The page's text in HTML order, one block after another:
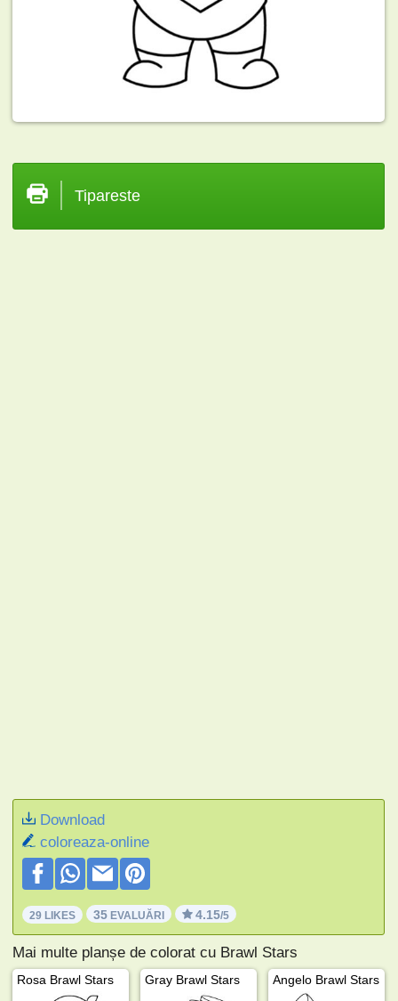
Tipareste
Download
coloreaza-online
29 LIKES 35 EVALUĂRI 4.15/5
Mai multe planșe de colorat cu Brawl Stars
Rosa Brawl Stars Gray Brawl Stars Angelo Brawl Stars